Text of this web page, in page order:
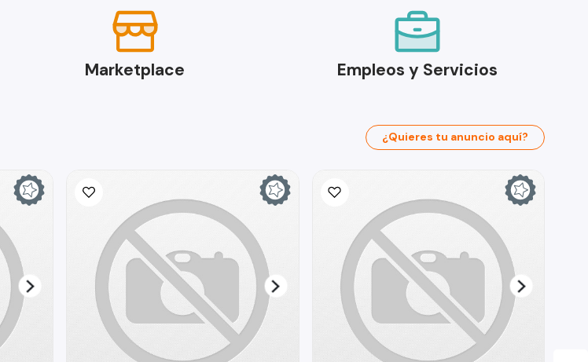
Marketplace Empleos y Servicios
¿Quieres tu anuncio aquí?